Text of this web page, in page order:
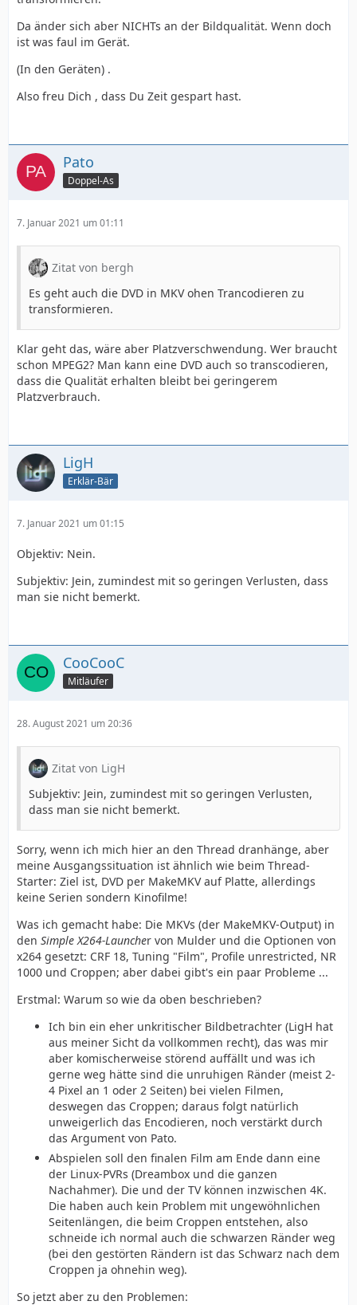
Da änder sich aber NICHTs an der Bildqualität. Wenn doch
ist was faul im Gerät.
(In den Geräten) .
Also freu Dich , dass Du Zeit gespart hast.
Pato
Doppel-As
7. Januar 2021 um 01:11
Zitat von bergh
Es geht auch die DVD in MKV ohen Trancodieren zu
transformieren.
Klar geht das, wäre aber Platzverschwendung. Wer braucht
schon MPEG2? Man kann eine DVD auch so transcodieren,
dass die Qualität erhalten bleibt bei geringerem
Platzverbrauch.
LigH
Erklär-Bär
7. Januar 2021 um 01:15
Objektiv: Nein.
Subjektiv: Jein, zumindest mit so geringen Verlusten, dass
man sie nicht bemerkt.
CooCooC
Mitläufer
28. August 2021 um 20:36
Zitat von LigH
Subjektiv: Jein, zumindest mit so geringen Verlusten,
dass man sie nicht bemerkt.
Sorry, wenn ich mich hier an den Thread dranhänge, aber
meine Ausgangssituation ist ähnlich wie beim Thread-
Starter: Ziel ist, DVD per MakeMKV auf Platte, allerdings
keine Serien sondern Kinofilme!
Was ich gemacht habe: Die MKVs (der MakeMKV-Output) in
den Simple X264-Launcher von Mulder und die Optionen von
x264 gesetzt: CRF 18, Tuning "Film", Profile unrestricted, NR
1000 und Croppen; aber dabei gibt's ein paar Probleme ...
Erstmal: Warum so wie da oben beschrieben?
Ich bin ein eher unkritischer Bildbetrachter (LigH hat
aus meiner Sicht da vollkommen recht), das was mir
aber komischerweise störend auffällt und was ich
gerne weg hätte sind die unruhigen Ränder (meist 2-
4 Pixel an 1 oder 2 Seiten) bei vielen Filmen,
deswegen das Croppen; daraus folgt natürlich
unweigerlich das Encodieren, noch verstärkt durch
das Argument von Pato.
Abspielen soll den finalen Film am Ende dann eine
der Linux-PVRs (Dreambox und die ganzen
Nachahmer). Die und der TV können inzwischen 4K.
Die haben auch kein Problem mit ungewöhnlichen
Seitenlängen, die beim Croppen entstehen, also
schneide ich normal auch die schwarzen Ränder weg
(bei den gestörten Rändern ist das Schwarz nach dem
Croppen ja ohnehin weg).
So jetzt aber zu den Problemen: